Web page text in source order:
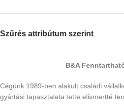
Szűrés attribútum szerint
B&A
Cégünk 1989-ben alakult családi
gyártási tapasztalata tette elismertté